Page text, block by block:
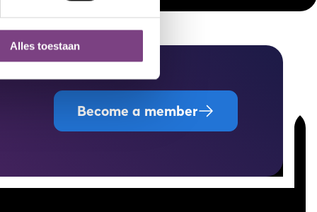
Alles toestaan
Become a member